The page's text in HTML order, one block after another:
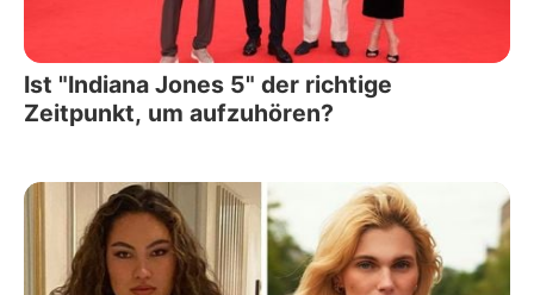
Ist "Indiana Jones 5" der richtige
Zeitpunkt, um aufzuhören?